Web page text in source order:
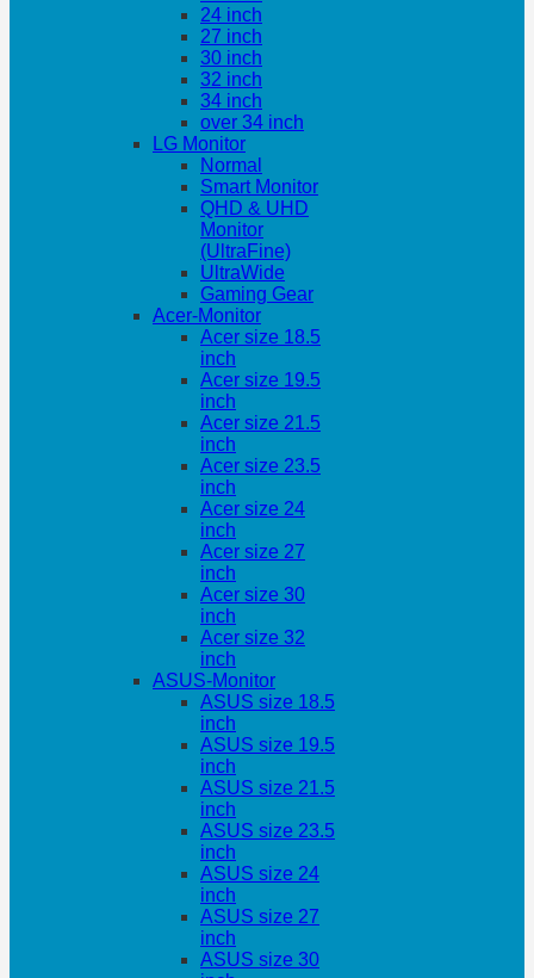
24 inch
27 inch
30 inch
32 inch
34 inch
over 34 inch
LG Monitor
Normal
Smart Monitor
QHD & UHD
Monitor
(UltraFine)
UltraWide
Gaming Gear
Acer-Monitor
Acer size 18.5
inch
Acer size 19.5
inch
Acer size 21.5
inch
Acer size 23.5
inch
Acer size 24
inch
Acer size 27
inch
Acer size 30
inch
Acer size 32
inch
ASUS-Monitor
ASUS size 18.5
inch
ASUS size 19.5
inch
ASUS size 21.5
inch
ASUS size 23.5
inch
ASUS size 24
inch
ASUS size 27
inch
ASUS size 30